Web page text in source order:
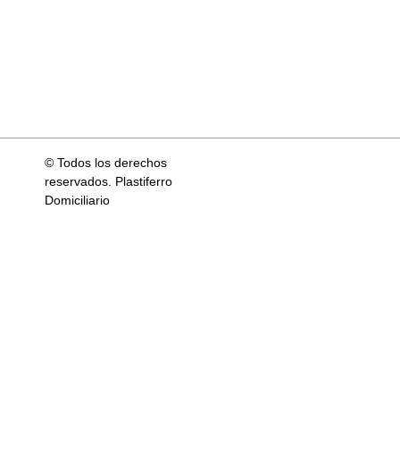
© Todos los derechos
reservados. Plastiferro
Domiciliario